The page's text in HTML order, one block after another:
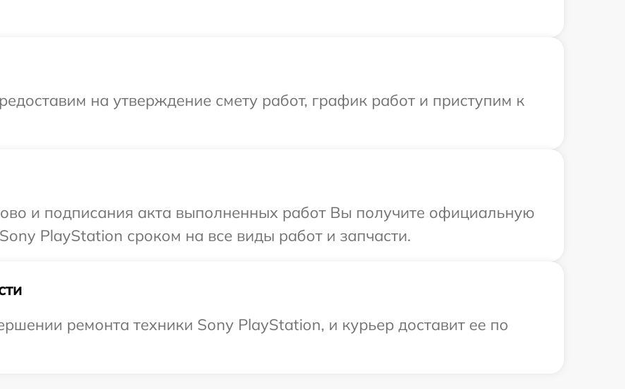
на утверждение смету работ, график работ и приступим к
и подписания акта выполненных работ Вы получите официальную
PlayStation сроком на все виды работ и запчасти.
ремонта техники Sony PlayStation, и курьер доставит ее по